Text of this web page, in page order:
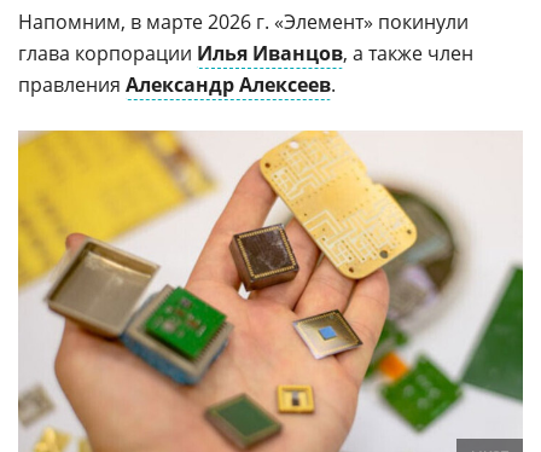
Напомним, в марте 2026 г. «Элемент» покинули
глава корпорации Илья Иванцов, а также член
правления Александр Алексеев.